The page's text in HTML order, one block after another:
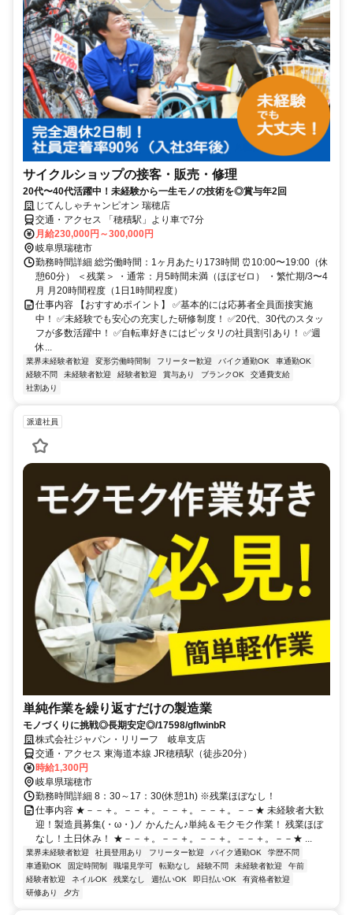
サイクルショップの接客・販売・修理
20代〜40代活躍中！未経験から一生モノの技術を◎賞与年2回
じてんしゃチャンピオン 瑞穂店
交通・アクセス 「穂積駅」より車で7分
月給230,000円～300,000円
岐阜県瑞穂市
勤務時間詳細 総労働時間：1ヶ月あたり173時間 ⏰10:00〜19:00（休
憩60分） ＜残業＞ ・通常：月5時間未満（ほぼゼロ） ・繁忙期/3〜4
月 月20時間程度（1日1時間程度）
仕事内容 【おすすめポイント】 ✅基本的には応募者全員面接実施
中！ ✅未経験でも安心の充実した研修制度！ ✅20代、30代のスタッ
フが多数活躍中！ ✅自転車好きにはピッタリの社員割引あり！ ✅週
休...
業界未経験者歓迎 変形労働時間制 フリーター歓迎 バイク通勤OK
車通勤OK
経験不問
未経験者歓迎 経験者歓迎 賞与あり ブランクOK
交通費支給
社割あり
派遣社員
単純作業を繰り返すだけの製造業
モノづくりに挑戦◎長期安定◎/17598/gflwinbR
株式会社ジャパン・リリーフ 岐阜支店
交通・アクセス 東海道本線 JR穂積駅（徒歩20分）
時給1,300円
岐阜県瑞穂市
勤務時間詳細 8：30～17：30(休憩1h) ※残業ほぼなし！
仕事内容 ★－－＋。－－＋。－－＋。－－＋。－－★ 未経験者大歓
迎！製造員募集(・ω・)ノ かんたん♪単純＆モクモク作業！ 残業ほぼ
なし！土日休み！ ★－－＋。－－＋。－－＋。－－＋。－－★ ...
業界未経験者歓迎 社員登用あり フリーター歓迎 バイク通勤OK
学歴不問
車通勤OK
固定時間制 職場見学可 転勤なし 経験不問 未経験者歓迎
午前
経験者歓迎
ネイルOK 残業なし 週払いOK 即日払いOK
有資格者歓迎
研修あり
夕方